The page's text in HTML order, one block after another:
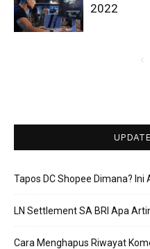
2022
Tapos DC Shopee Dimana?
LN Settlement SA BRI Apa
Cara Menghapus Riwayat